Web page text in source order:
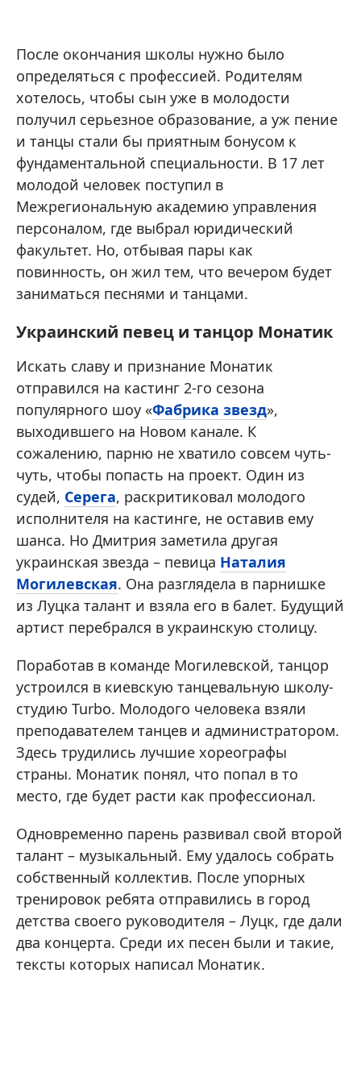
После окончания школы нужно было
определяться с профессией. Родителям
хотелось, чтобы сын уже в молодости
получил серьезное образование, а уж пение
и танцы стали бы приятным бонусом к
фундаментальной специальности. В 17 лет
молодой человек поступил в
Межрегиональную академию управления
персоналом, где выбрал юридический
факультет. Но, отбывая пары как
повинность, он жил тем, что вечером будет
заниматься песнями и танцами.
Украинский певец и танцор Монатик
Искать славу и признание Монатик
отправился на кастинг 2-го сезона
популярного шоу «Фабрика звезд»,
выходившего на Новом канале. К
сожалению, парню не хватило совсем чуть-
чуть, чтобы попасть на проект. Один из
судей, Серега, раскритиковал молодого
исполнителя на кастинге, не оставив ему
шанса. Но Дмитрия заметила другая
украинская звезда – певица Наталия
Могилевская. Она разглядела в парнишке
из Луцка талант и взяла его в балет. Будущий
артист перебрался в украинскую столицу.
Поработав в команде Могилевской, танцор
устроился в киевскую танцевальную школу-
студию Turbo. Молодого человека взяли
преподавателем танцев и администратором.
Здесь трудились лучшие хореографы
страны. Монатик понял, что попал в то
место, где будет расти как профессионал.
Одновременно парень развивал свой второй
талант – музыкальный. Ему удалось собрать
собственный коллектив. После упорных
тренировок ребята отправились в город
детства своего руководителя – Луцк, где дали
два концерта. Среди их песен были и такие,
тексты которых написал Монатик.